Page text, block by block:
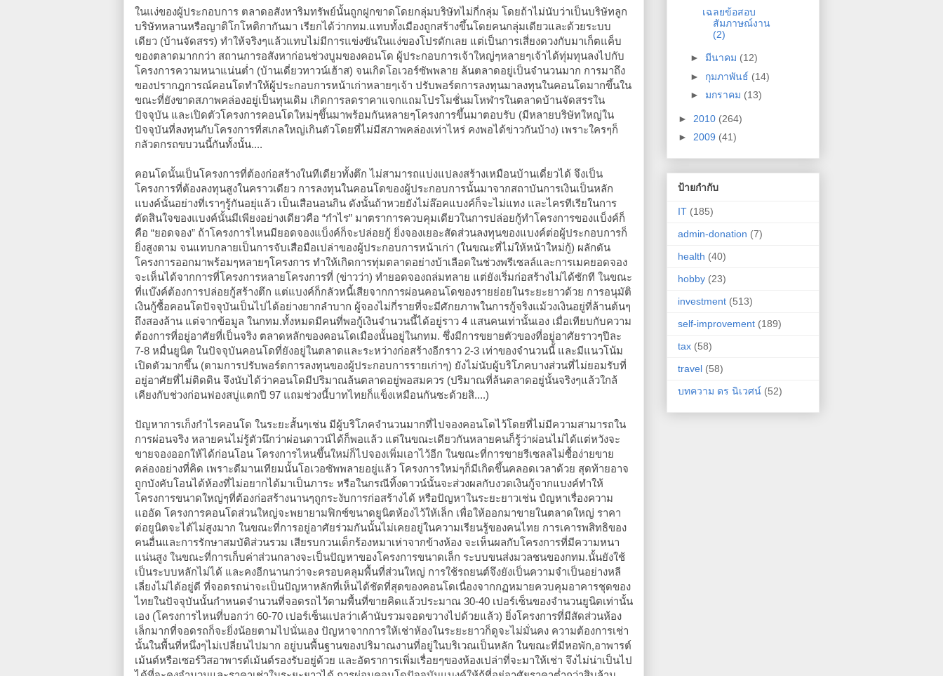
ในแง่ของผู้ประกอบการ ตลาดอสังหาริมทรัพย์นั้นถูกฝูกขาดโดยกลุ่มบริษัทไม่กี่กลุ่ม โดยถ้าไม่นับว่าเป็นบริษัทลูก
บริษัทหลานหรือญาติโกโหติกากันมา เรียกได้ว่ากทม.แทบทั้งเมืองถูกสร้างขึ้นโดยคนกลุ่มเดียวและด้วยระบบ
เดียว (บ้านจัดสรร) ทำให้จริงๆแล้วแทบไม่มีการแข่งขันในแง่ของโปรดักเลย แต่เป็นการเสี่ยงดวงกับมาเก็ตแค็บ
ของตลาดมากกว่า สถานการอสังหาก่อนช่วงบูมของคอนโด ผู้ประกอบการเจ้าใหญ่ๆหลายๆเจ้าได้ทุ่มทุนลงไปกับ
โครงการความหนาแน่นต่ำ (บ้านเดี่ยวทาวน์เฮ้าส) จนเกิดโอเวอร์ซัพพลาย ล้นตลาดอยู่เป็นจำนวนมาก การมาถึง
ของปรากฎการณ์คอนโดทำให้ผู้ประกอบการหน้าเก่าหลายๆเจ้า ปรับพอร์ตการลงทุนมาลงทุนในคอนโดมากขึ้นใน
ขณะที่ยังขาดสภาพคล่องอยู่เป็นทุนเดิม เกิดการลดราคาแจกแถมโปรโมชั่นมโหฬารในตลาดบ้านจัดสรรใน
ปัจจุบัน และเปิดตัวโครงการคอนโดใหม่ๆขึ้นมาพร้อมกันหลายๆโครงการขึ้นมาตอบรับ (มีหลายบริษัทใหญ่ใน
ปัจจุบันที่ลงทุนกับโครงการที่สเกลใหญ่เกินตัวโดยที่ไม่มีสภาพคล่องเท่าไหร่ คงพอได้ข่าวกันบ้าง) เพราะใครๆก็
กลัวตกรถขบวนนี้กันทั้งนั้น....
คอนโดนั้นเป็นโครงการที่ต้องก่อสร้างในทีเดียวทั้งตึก ไม่สามารถแบ่งแปลงสร้างเหมือนบ้านเดี่ยวได้ จึงเป็น
โครงการที่ต้องลงทุนสูงในคราวเดียว การลงทุนในคอนโดของผู้ประกอบการนั้นมาจากสถาบันการเงินเป็นหลัก
แบงค์นั้นอย่างที่เราๆรู้กันอยุ่แล้ว เป็นเสือนอนกิน ดังนั้นถ้าหวยยังไม่ล๊อคแบงค์ก็จะไม่แทง และไครทีเรียในการ
ตัดสินใจของแบงค์นั้นมีเพียงอย่างเดียวคือ “กำไร” มาตราการควบคุมเดียวในการปล่อยกู้ทำโครงการของแบ็งค์ก็
คือ “ยอดจอง” ถ้าโครงการไหนมียอดจองแบ็งค์ก็จะปล่อยกู้ ยิ่งจองเยอะสัดส่วนลงทุนของแบงค์ต่อผู้ประกอบการก็
ยิ่งสูงตาม จนแทบกลายเป็นการจับเสือมือเปล่าของผู้ประกอบการหน้าเก่า (ในขณะที่ไม่ให้หน้าใหม่กู้) ผลักดัน
โครงการออกมาพร้อมๆหลายๆโครงการ ทำให้เกิดการทุ่มตลาดอย่างบ้าเลือดในช่วงพรีเซลล์และการเมคยอดจอง
จะเห็นได้จากการที่โครงการหลายโครงการที่ (ข่าวว่า) ทำยอดจองถล่มทลาย แต่ยังเริ่มก่อสร้างไม่ได้ซักที ในขณะ
ที่แบ๊งค์ต้องการปล่อยกู้สร้างตึก แต่แบงค์ก็กลัวหนี้เสียจากการผ่อนคอนโดของรายย่อยในระยะยาวด้วย การอนุมัติ
เงินกู้ซื้อคอนโดปัจจุบันเป็นไปได้อย่างยากลำบาก ผู้จองไม่กี่รายที่จะมีศักยภาพในการกู้จริงแม้วงเงินอยู่ที่ล้านต้นๆ
ถึงสองล้าน แต่จากข้อมูล ในกทม.ทั้งหมดมีคนที่พอกู้เงินจำนวนนี้ได้อยู่ราว 4 แสนคนเท่านั้นเอง เมื่อเทียบกับความ
ต้องการที่อยู่อาศัยที่เป็นจริง ตลาดหลักของคอนโดเมืองนั้นอยู่ในกทม. ซึ่งมีการขยายตัวของที่อยู่อาศัยราวๆปีละ
7-8 หมื่นยูนิต ในปัจจุบันคอนโดที่ยังอยู่ในตลาดและระหว่างก่อสร้างอีกราว 2-3 เท่าของจำนวนนี้ และมีแนวโน้ม
เปิดตัวมากขึ้น (ตามการปรับพอร์ตการลงทุนของผู้ประกอบการรายเก่าๆ) ยังไม่นับผู้บริโภคบางส่วนที่ไม่ยอมรับที่
อยู่อาศัยที่ไม่ติดดิน จึงนับได้ว่าคอนโดมีปริมาณล้นตลาดอยู่พอสมควร (ปริมาณที่ล้นตลาดอยู่นั้นจริงๆแล้วใกล้
เคียงกับช่วงก่อนฟองสบู่แตกปี 97 แถมช่วงนี้บาทไทยก็แข็งเหมือนกันซะด้วยสิ....)
ปัญหาการเก็งกำไรคอนโด ในระยะสั้นๆเช่น มีผู้บริโภคจำนวนมากที่ไปจองคอนโดไว้โดยที่ไม่มีความสามารถใน
การผ่อนจริง หลายคนไม่รู้ตัวนึกว่าผ่อนดาวน์ได้ก็พอแล้ว แต่ในขณะเดียวกันหลายคนก็รู้ว่าผ่อนไม่ได้แต่หวังจะ
ขายจองออกให้ได้ก่อนโอน โครงการไหนขึ้นใหม่ก็ไปจองเพิ่มเอาไว้อีก ในขณะที่การขายรีเซลลไม่ซื้อง่ายขาย
คล่องอย่างที่คิด เพราะดีมานเทียมนั้นโอเวอซัพพลายอยู่แล้ว โครงการใหม่ๆก็มีเกิดขึ้นคลอดเวลาด้วย สุดท้ายอาจ
ถูกบังคับโอนได้ห้องที่ไม่อยากได้มาเป็นภาระ หรือในกรณีทิ้งดาวน์นั้นจะส่วงผลกับงวดเงินกู้จากแบงค์ทำให้
โครงการขนาดใหญ่ๆที่ต้องก่อสร้างนานๆถูกระงับการก่อสร้างได้ หรือปัญหาในระยะยาวเช่น ปํญหาเรื่องความ
แออัด โครงการคอนโดส่วนใหญ่จะพยายามฟิกซ์ขนาดยูนิตห้องไว้ให้เล็ก เพื่อให้ออกมาขายในตลาดใหญ่ ราคา
ต่อยูนิตจะได้ไม่สูงมาก ในขณะที่การอยู่อาศัยร่วมกันนั้นไม่เคยอยู่ในความเรียนรู้ของคนไทย การเคารพสิทธิของ
คนอื่นและการรักษาสมบัติส่วนรวม เสียรบกวนเด็กร้องหมาเห่าจากข้างห้อง จะเห็นผลกับโครงการที่มีความหนา
แน่นสูง ในขณะที่การเก็บค่าส่วนกลางจะเป็นปัญหาของโครงการขนาดเล็ก ระบบขนส่งมวลชนของกทม.นั้นยังใช้
เป็นระบบหลักไม่ได้ และคงอีกนานกว่าจะครอบคลุมพื้นที่ส่วนใหญ่ การใช้รถยนต์จึงยังเป็นความจำเป็นอย่างหลี
เลี่ยงไม่ได้อยู่ดี ที่จอดรถน่าจะเป็นปัญหาหลักที่เห็นได้ชัดที่สุดของคอนโดเนื่องจากกฏหมายควบคุมอาคารชุดของ
ไทยในปัจจุบันนั้นกำหนดจำนวนที่จอดรถไว้ตามพื้นที่ขายคิดแล้วประมาณ 30-40 เปอร์เซ็นของจำนวนยูนิตเท่านั้น
เอง (โครงการไหนที่บอกว่า 60-70 เปอร์เซ็นแปลว่าเค้านับรวมจอดขวางไปด้วยแล้ว) ยิ่งโครงการที่มีสัดส่วนห้อง
เล็กมากที่จอดรถก็จะยิ่งน้อยตามไปนั่นเอง ปัญหาจากการให้เช่าห้องในระยะยาวก็ดูจะไม่มั่นคง ความต้องการเช่า
นั้นในพื้นที่หนึ่งๆไม่เปลี่ยนไปมาก อยู่บนพื้นฐานของปริมาณงานที่อยู่ในบริเวณเป็นหลัก ในขณะที่มีหอพัก,อาพารต์
เม้นต์หรือเซอร์วิสอาพารต์เม้นต์รองรับอยู่ด้วย และอัตราการเพิ่มเรื่อยๆของห้องเปล่าที่จะมาให้เช่า จึงไม่น่าเป็นไป
เฉลยข้อสอบ
สัมภาษณ์งาน
(2)
► มีนาคม (12)
► กุมภาพันธ์ (14)
► มกราคม (13)
► 2010 (264)
► 2009 (41)
ป้ายกำกับ
IT (185)
admin-donation (7)
health (40)
hobby (23)
investment (513)
self-improvement (189)
tax (58)
travel (58)
บทความ ดร นิเวศน์ (52)